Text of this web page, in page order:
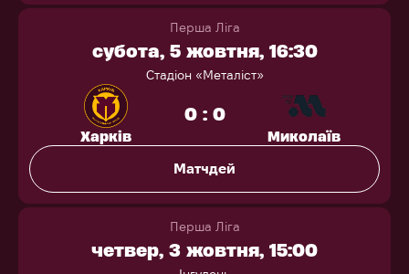
Перша Ліга
субота, 5 жовтня, 16:30
Стадіон «Металіст»
Харків
0 : 0
Миколаїв
Матчдей
Перша Ліга
четвер, 3 жовтня, 15:00